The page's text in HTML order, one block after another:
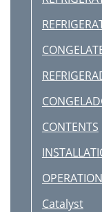
CONTENTS
OPERATION
Catalyst